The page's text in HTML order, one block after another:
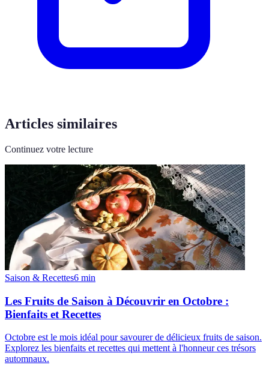
Articles similaires
Continuez votre lecture
Saison & Recettes6 min
Les Fruits de Saison à Découvrir en Octobre :
Bienfaits et Recettes
Octobre est le mois idéal pour savourer de délicieux fruits de saison.
Explorez les bienfaits et recettes qui mettent à l'honneur ces trésors
automnaux.